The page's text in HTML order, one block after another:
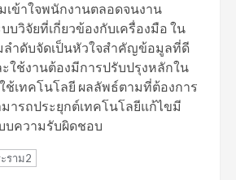
เข้าใจพนักงานตลอดจนงาน
บวิจัยที่เกี่ยวข้องกับเครื่องมือ ใน
ลำดับจัดเป็นหัวใจสำคัญข้อมูลที่ดี
ใช้งานต้องมีการปรับปรุงหลักใน
ช้เทคโนโลยี ผลลัพธ์ตามที่ต้องการ
ารถประยุกต์เทคโนโลยีแก้ไขมี
บความรับผิดชอบ
ราม2